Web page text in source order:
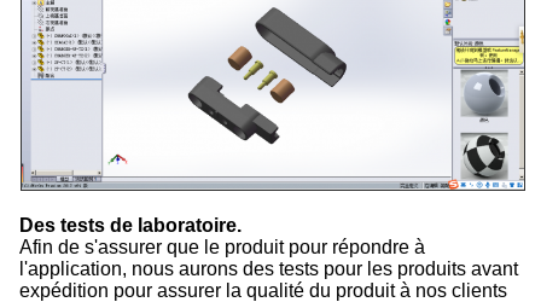
Des tests de laboratoire.
Afin de s'assurer que le produit pour répondre à
l'application, nous aurons des tests pour les produits avant
expédition pour assurer la qualité du produit à nos clients